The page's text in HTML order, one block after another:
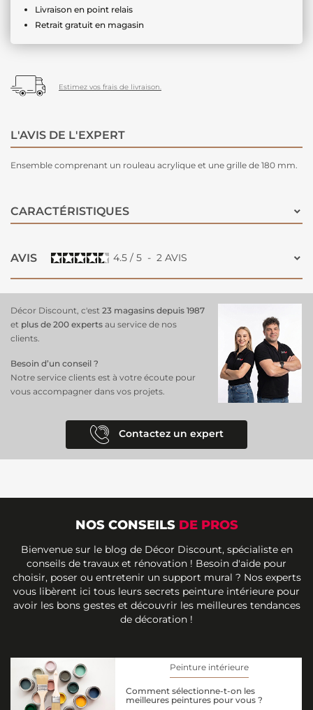
Livraison en point relais
Retrait gratuit en magasin
Estimez vos frais de livraison.
L'AVIS DE L'EXPERT
Ensemble comprenant un rouleau acrylique et une grille de 180 mm.
CARACTÉRISTIQUES
AVIS 4.5 / 5 - 2 AVIS
Décor Discount, c'est 23 magasins depuis 1987
et plus de 200 experts au service de nos
clients.
Besoin d’un conseil ?
Notre service clients est à votre écoute pour
vous accompagner dans vos projets.
Contactez un expert
NOS CONSEILS DE PROS
Bienvenue sur le blog de Décor Discount, spécialiste en
conseils de travaux et rénovation ! Besoin d'aide pour
choisir, poser ou entretenir un support mural ? Nos experts
vous libèrent ici tous leurs secrets peinture intérieure pour
avoir les bons gestes et découvrir les meilleures tendances
de décoration !
Peinture intérieure
Comment sélectionne-t-on les
meilleures peintures pour vous ?